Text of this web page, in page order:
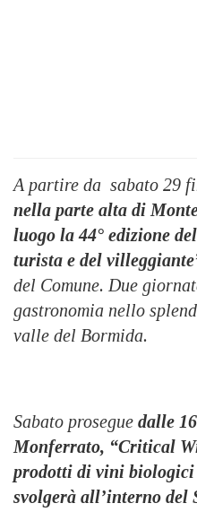
A partire da sabato 29
nella parte alta di
luogo la 44° edizione
turista e del
del Comune. Due
gastronomia nello
valle del Bormida.
Sabato prosegue dalle
Monferrato, “Critical
prodotti di vini
svolgerà all’interno del